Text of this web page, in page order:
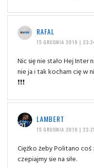
RAFAL
15 GRUDNIA 2019 |
Nic się nie stało Hej Inter
nie ja i tak kocham cię w
❗❗❗
LAMBERT
15 GRUDNIA 2019 |
Ciężko żeby Politano coś
czepiajmy sie na siłe.